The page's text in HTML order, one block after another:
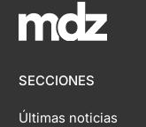
SECCIONES
Últimas noticias